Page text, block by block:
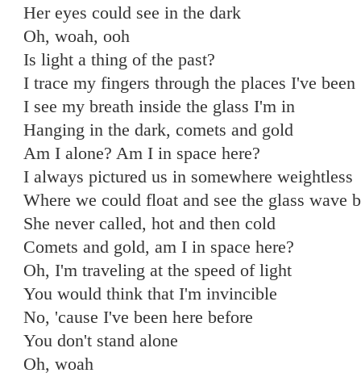
Her eyes could see in the dark
Oh, woah, ooh
Is light a thing of the past?
I trace my fingers through the places I've been
I see my breath inside the glass I'm in
Hanging in the dark, comets and gold
Am I alone? Am I in space here?
I always pictured us in somewhere weightless
Where we could float and see the glass wavе
She never callеd, hot and then cold
Comets and gold, am I in space here?
Oh, I'm traveling at the speed of light
You would think that I'm invincible
No, 'cause I've been here before
You don't stand alone
Oh, woah